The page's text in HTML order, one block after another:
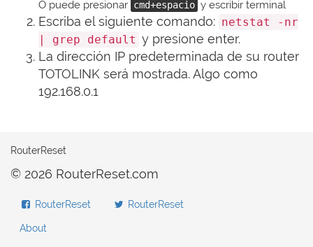
O puede presionar cmd+espacio y escribir terminal
Escriba el siguiente comando: netstat -nr
| grep default y presione enter.
La dirección IP predeterminada de su router
TOTOLINK será mostrada. Algo como
192.168.0.1
RouterReset
© 2026 RouterReset.com
RouterReset RouterReset
About